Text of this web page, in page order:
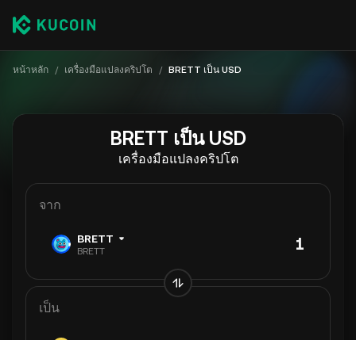
หน้าหลัก / เครื่องมือแปลงคริปโต / BRETT เป็น USD
BRETT เป็น USD
เครื่องมือแปลงคริปโต
จาก
BRETT
BRETT
เป็น